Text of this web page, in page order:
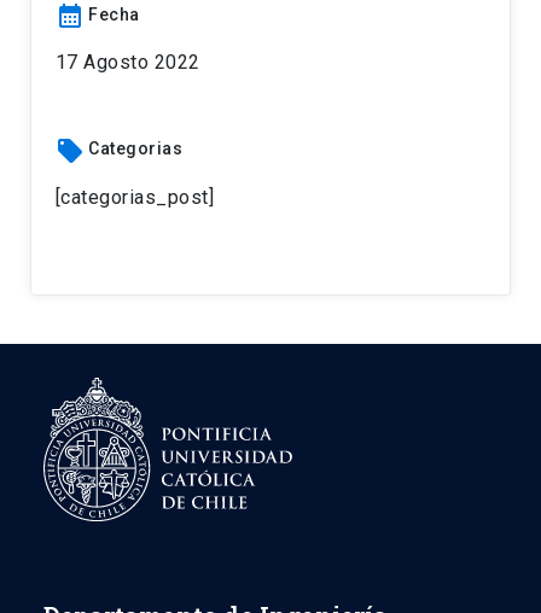
calendar_month Fecha
17 Agosto 2022
local_offer Categorias
[categorias_post]